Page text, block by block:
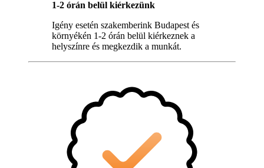
1-2 órán belül kiérkezünk
Igény esetén szakemberink Budapest és
környékén 1-2 órán belül kiérkeznek a
helyszínre és megkezdik a munkát.